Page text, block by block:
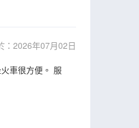
：2026年07月02日
車很方便。 服